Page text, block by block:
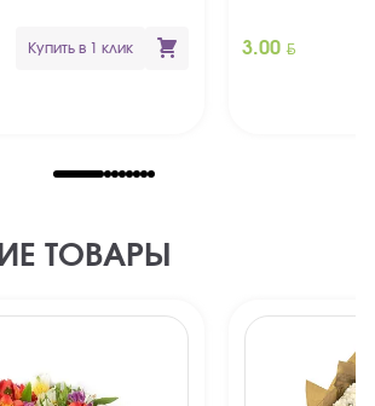
Купить в 1 клик 3.00 BYN
ТОВАРЫ